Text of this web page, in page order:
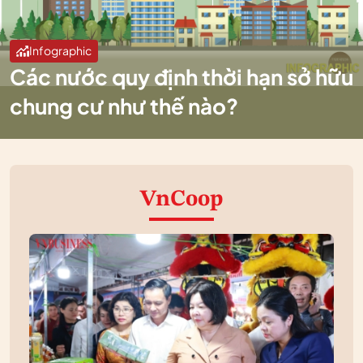
Infographic
Các nước quy định thời hạn sở hữu
chung cư như thế nào?
VnCoop